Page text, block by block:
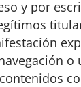
y por
o